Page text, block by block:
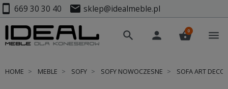
smartphone 669 30 30 40 mail sklep@idealmeble.pl
search person shopping_basket
0 menu
HOME MEBLE SOFY SOFY NOWOCZESNE SOFA ART